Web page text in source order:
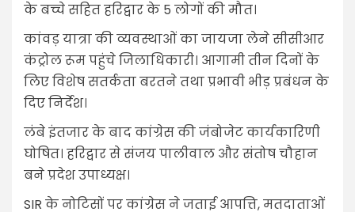
के बच्चे सहित हरिद्वार के 5 लोगों की मौत।
कांवड़ यात्रा की व्यवस्थाओं का जायजा लेने सीसीआर
कंट्रोल रूम पहुंचे जिलाधिकारी। आगामी तीन दिनों के
लिए विशेष सतर्कता बरतने तथा प्रभावी भीड़ प्रबंधन के
दिए निर्देश।
लंबे इंतजार के बाद कांग्रेस की जंबोजेट कार्यकारिणी
घोषित। हरिद्वार से संजय पालीवाल और संतोष चौहान
बने प्रदेश उपाध्यक्ष।
SIR के नोटिसों पर कांग्रेस ने जताई आपत्ति, मतदाताओं